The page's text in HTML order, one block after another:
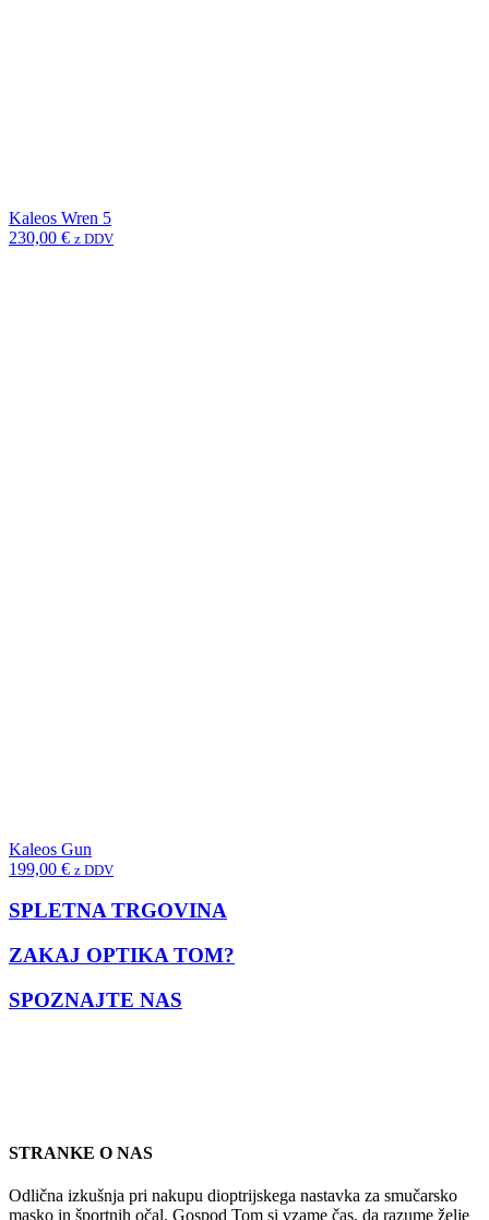
Kaleos Wren 5
230,00 € z DDV
Kaleos Gun
199,00 € z DDV
SPLETNA TRGOVINA
ZAKAJ OPTIKA TOM?
SPOZNAJTE NAS
STRANKE O NAS
Odlična izkušnja pri nakupu dioptrijskega nastavka za smučarsko
masko in športnih očal. Gospod Tom si vzame čas, da razume želje